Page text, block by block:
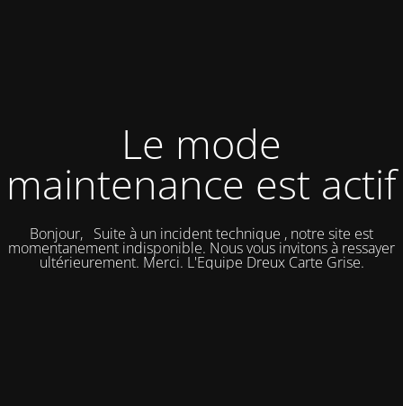
Le mode
maintenance est actif
Bonjour, Suite à un incident technique , notre site est
momentanement indisponible. Nous vous invitons à ressayer
ultérieurement. Merci. L'Equipe Dreux Carte Grise.